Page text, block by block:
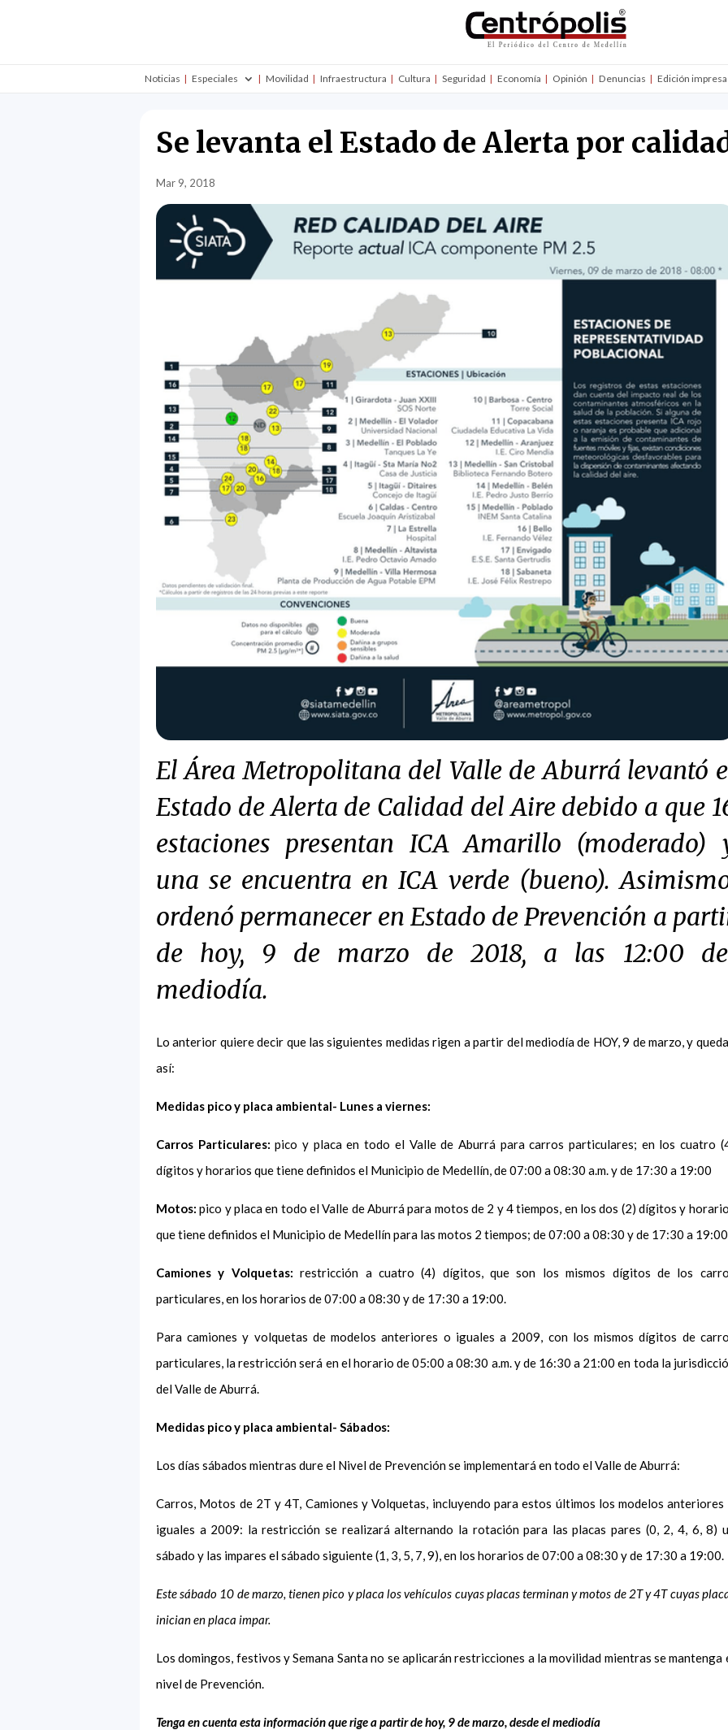
Noticias Especiales Movilidad Infraestructura Cultura Seguridad Economía Opinión Denuncias Edición impresa
Se levanta el Estado de Alerta por
Mar 9, 2018
El Área Metropolitana del Valle de Aburrá levantó
Estado de Alerta de Calidad del Aire debido a que
estaciones presentan ICA Amarillo (moderado)
una se encuentra en ICA verde (bueno).
ordenó permanecer en Estado de Prevención a
de hoy, 9 de marzo de 2018, a las 12:00
mediodía.
Lo anterior quiere decir que las siguientes medidas rigen a partir del mediodía de HOY, 9 de marzo, y
así:
Medidas pico y placa ambiental- Lunes a viernes:
Carros Particulares: pico y placa en todo el Valle de Aburrá para carros particulares; en los cuatro
dígitos y horarios que tiene definidos el Municipio de Medellín, de 07:00 a 08:30 a.m. y de 17:30 a 19:00
Motos: pico y placa en todo el Valle de Aburrá para motos de 2 y 4 tiempos, en los dos (2) dígitos y
que tiene definidos el Municipio de Medellín para las motos 2 tiempos; de 07:00 a 08:30 y de 17:30 a 19:00
Camiones y Volquetas: restricción a cuatro (4) dígitos, que son los mismos dígitos de los
particulares, en los horarios de 07:00 a 08:30 y de 17:30 a 19:00.
Para camiones y volquetas de modelos anteriores o iguales a 2009, con los mismos dígitos de
particulares, la restricción será en el horario de 05:00 a 08:30 a.m. y de 16:30 a 21:00 en toda la
del Valle de Aburrá.
Medidas pico y placa ambiental- Sábados:
Los días sábados mientras dure el Nivel de Prevención se implementará en todo el Valle de Aburrá:
Carros, Motos de 2T y 4T, Camiones y Volquetas, incluyendo para estos últimos los modelos anteriores
iguales a 2009: la restricción se realizará alternando la rotación para las placas pares (0, 2, 4, 6, 8)
sábado y las impares el sábado siguiente (1, 3, 5, 7, 9), en los horarios de 07:00 a 08:30 y de 17:30 a 19:00.
Este sábado 10 de marzo, tienen pico y placa los vehículos cuyas placas terminan y motos de 2T y 4T cuyas
inician en placa impar.
Los domingos, festivos y Semana Santa no se aplicarán restricciones a la movilidad mientras se mantenga
nivel de Prevención.
Tenga en cuenta esta información que rige a partir de hoy, 9 de marzo, desde el mediodía